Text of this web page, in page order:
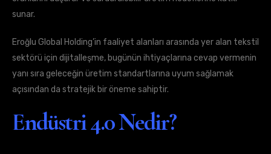
sunar.
Eroğlu Global Holding’in faaliyet alanları arasında yer alan tekstil
sektörü için dijitalleşme, bugünün ihtiyaçlarına cevap vermenin
yanı sıra geleceğin üretim standartlarına uyum sağlamak
açısından da stratejik bir öneme sahiptir.
Endüstri 4.0 Nedir?